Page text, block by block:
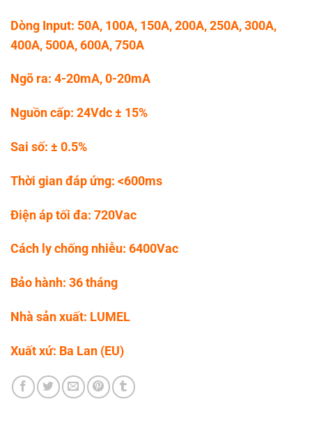
Dòng Input: 50A, 100A, 150A, 200A, 250A, 300A,
400A, 500A, 600A, 750A
Ngõ ra: 4-20mA, 0-20mA
Nguồn cấp: 24Vdc ± 15%
Sai số: ± 0.5%
Thời gian đáp ứng: <600ms
Điện áp tối đa: 720Vac
Cách ly chống nhiễu: 6400Vac
Bảo hành: 36 tháng
Nhà sản xuất: LUMEL
Xuất xứ: Ba Lan (EU)